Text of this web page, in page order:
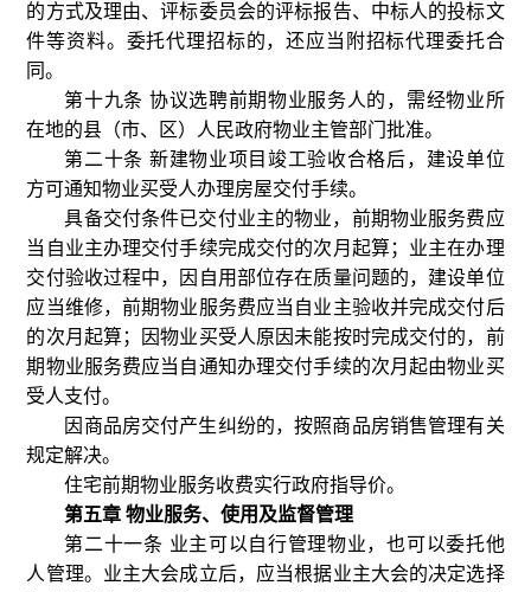
的方式及理由、评标委员会的评标报告、中标人的投标文
件等资料。委托代理招标的，还应当附招标代理委托合
同。
第十九条 协议选聘前期物业服务人的，需经物业所
在地的县（市、区）人民政府物业主管部门批准。
第二十条 新建物业项目竣工验收合格后，建设单位
方可通知物业买受人办理房屋交付手续。
具备交付条件已交付业主的物业，前期物业服务费应
当自业主办理交付手续完成交付的次月起算；业主在办理
交付验收过程中，因自用部位存在质量问题的，建设单位
应当维修，前期物业服务费应当自业主验收并完成交付后
的次月起算；因物业买受人原因未能按时完成交付的，前
期物业服务费应当自通知办理交付手续的次月起由物业买
受人支付。
因商品房交付产生纠纷的，按照商品房销售管理有关
规定解决。
住宅前期物业服务收费实行政府指导价。
第五章 物业服务、使用及监督管理
第二十一条 业主可以自行管理物业，也可以委托他
人管理。业主大会成立后，应当根据业主大会的决定选择